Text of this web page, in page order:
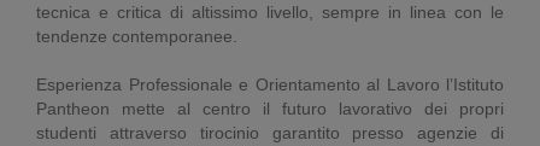
tecnica e critica di altissimo livello, sempre in linea con le
tendenze contemporanee.
Esperienza Professionale e Orientamento al Lavoro l’Istituto
Pantheon mette al centro il futuro lavorativo dei propri
studenti attraverso tirocinio garantito presso agenzie di